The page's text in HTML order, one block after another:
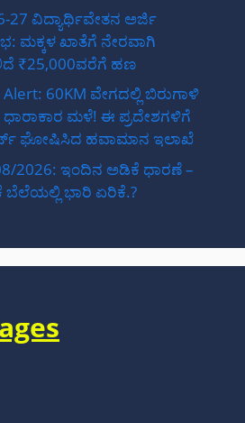
27 ವಿದ್ಯಾರ್ಥಿವೇತನ ಅರ್ಜಿ
ಮಕ್ಕಳ ಖಾತೆಗೆ ನೇರವಾಗಿ
₹25,000ವರೆಗೆ ಹಣ
Alert: 60KM ವೇಗದಲ್ಲಿ ಬಿರುಗಾಳಿ
ಮಳೆ! ಈ ಪ್ರದೇಶಗಳಿಗೆ
ಘೋಷಿಸಿದ ಹವಾಮಾನ ಇಲಾಖೆ
2026: ಇಂದಿನ ಅಡಿಕೆ ಧಾರಣೆ –
ಬೆಲೆಯಲ್ಲಿ ಭಾರಿ ಏರಿಕೆ.?